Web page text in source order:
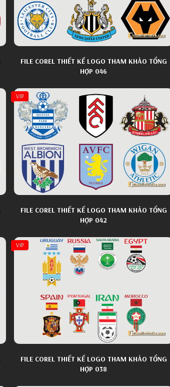
FILE COREL THIẾT KẾ LOGO THAM KHẢO TỔNG
HỢP 046
VIP
FILE COREL THIẾT KẾ LOGO THAM KHẢO TỔNG
HỢP 042
VIP
FILE COREL THIẾT KẾ LOGO THAM KHẢO TỔNG
HỢP 038